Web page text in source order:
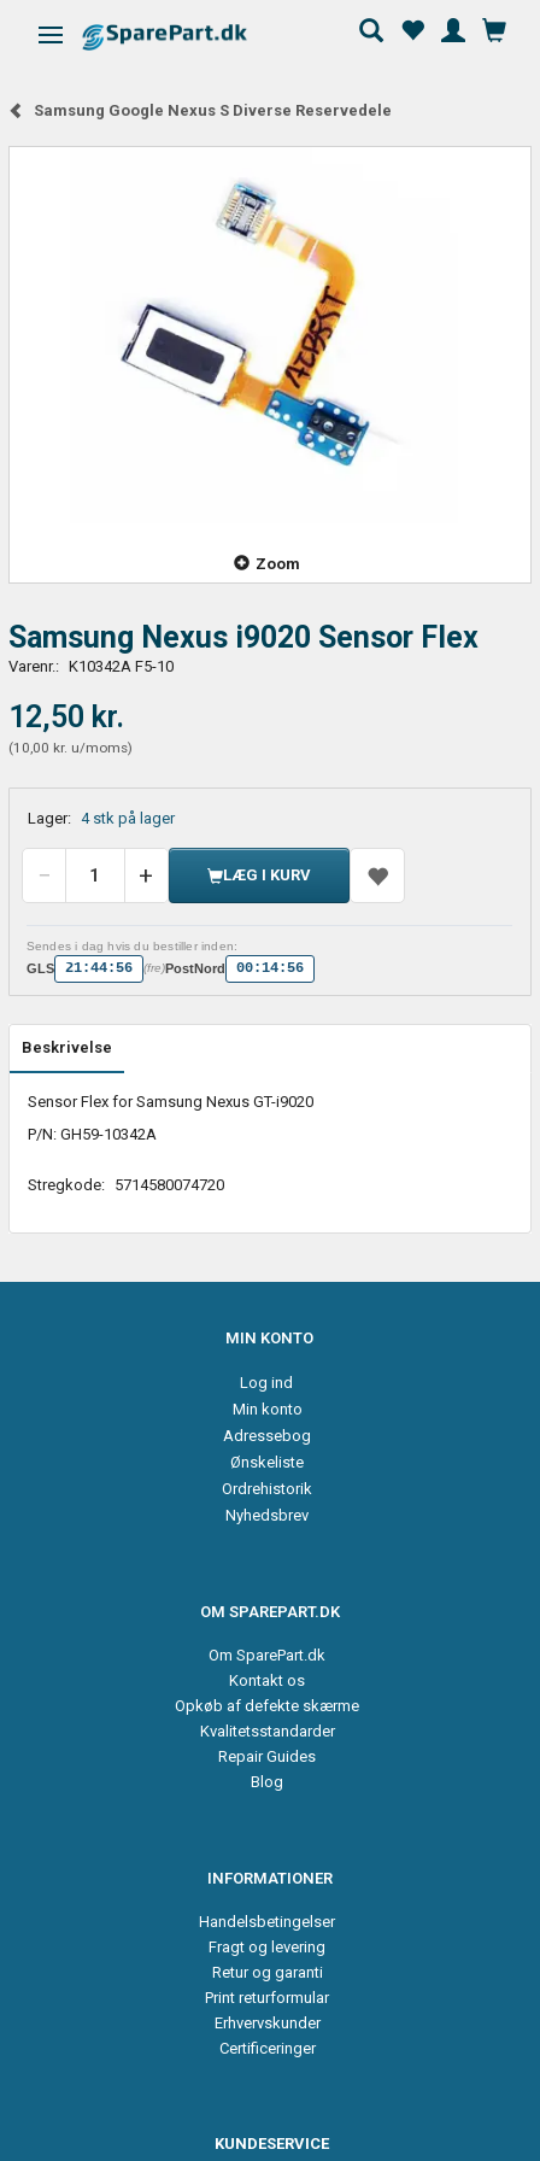
Skifte navigation
Samsung Google Nexus S Diverse Reservedele
Zoom
Samsung Nexus i9020 Sensor Flex
Varenr.: K10342A F5-10
12,50 kr.
(10,00 kr. u/moms)
Lager: 4 stk på lager
LÆG I KURV
Sendes i dag hvis du bestiller inden:
GLS 21:44:55 (fre)PostNord 00:14:55
Beskrivelse
Sensor Flex for Samsung Nexus GT-i9020
P/N: GH59-10342A
Stregkode: 5714580074720
MIN KONTO
Log ind
Min konto
Adressebog
Ønskeliste
Ordrehistorik
Nyhedsbrev
OM SPAREPART.DK
Om SparePart.dk
Kontakt os
Opkøb af defekte skærme
Kvalitetsstandarder
Repair Guides
Blog
INFORMATIONER
Handelsbetingelser
Fragt og levering
Retur og garanti
Print returformular
Erhvervskunder
Certificeringer
KUNDESERVICE